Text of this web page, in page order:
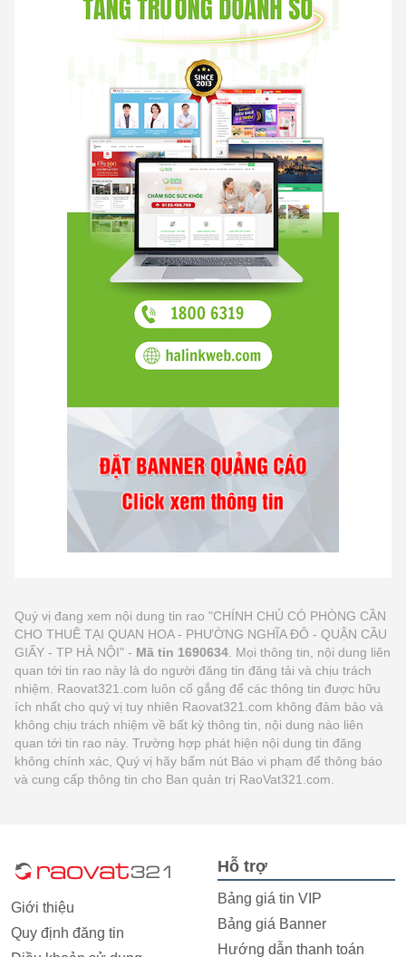
Quý vị đang xem nội dung tin rao "CHÍNH CHỦ CÓ PHÒNG CẦN
CHO THUÊ TẠI QUAN HOA - PHƯỜNG NGHĨA ĐÔ - QUẬN CẦU
GIẤY - TP HÀ NỘI" - Mã tin 1690634 . Mọi thông tin, nội dung liên
quan tới tin rao này là do người đăng tin đăng tải và chịu trách
nhiệm. Raovat321.com luôn cố gắng để các thông tin được hữu
ích nhất cho quý vị tuy nhiên Raovat321.com không đảm bảo và
không chịu trách nhiệm về bất kỳ thông tin, nội dung nào liên
quan tới tin rao này. Trường hợp phát hiện nội dung tin đăng
không chính xác, Quý vị hãy bấm nút Báo vi phạm để thông báo
và cung cấp thông tin cho Ban quản trị RaoVat321.com.
Giới thiệu
Quy định đăng tin
Hỗ trợ
Bảng giá tin VIP
Bảng giá Banner
Hướng dẫn thanh toán